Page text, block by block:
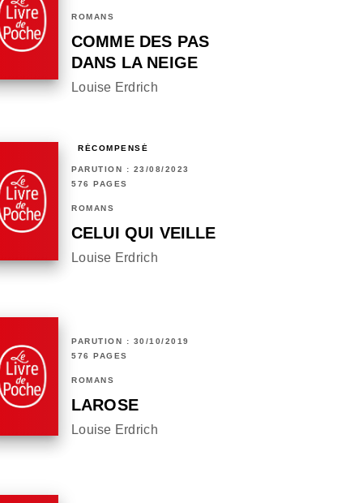
ROMANS
COMME DES PAS
DANS LA NEIGE
Louise Erdrich
RÉCOMPENSÉ
PARUTION : 23/08/2023
576 PAGES
ROMANS
CELUI QUI VEILLE
Louise Erdrich
PARUTION : 30/10/2019
576 PAGES
ROMANS
LAROSE
Louise Erdrich